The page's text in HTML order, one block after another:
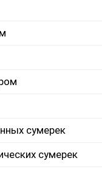
сумерек
сумерек